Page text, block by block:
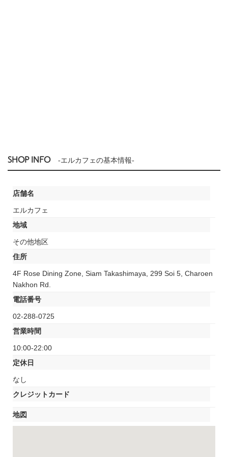
SHOP INFO -エルカフェの基本情報-
店舗名
エルカフェ
地域
その他地区
住所
4F Rose Dining Zone, Siam Takashimaya, 299 Soi 5, Charoen
Nakhon Rd.
電話番号
02-288-0725
営業時間
10:00-22:00
定休日
なし
クレジットカード
地図